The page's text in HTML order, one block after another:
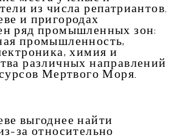
из числа репатриантов.
и пригородах
ряд промышленных зон:
промышленность,
химия и
различных направлений
Мертвого Моря.
выгоднее найти
за относительно